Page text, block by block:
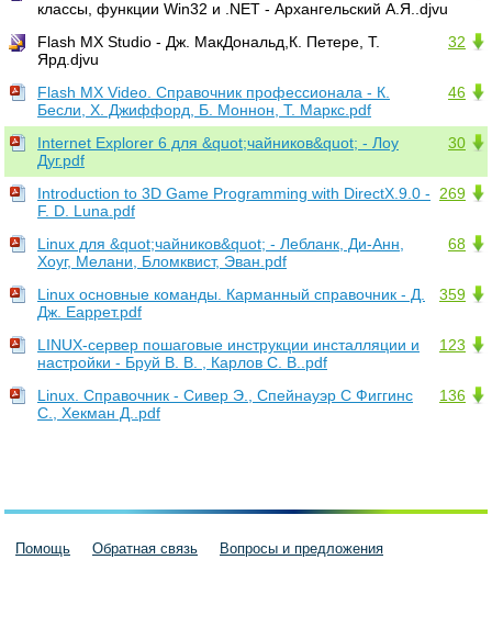
классы, функции Win32 и .NET - Архангельский А.Я..djvu
32
Flash MX Studio - Дж. МакДональд,К. Петере, Т.
Ярд.djvu
46
Flash MX Video. Справочник профессионала - К.
Бесли, X. Джиффорд, Б. Моннон, Т. Маркс.pdf
30
Internet Explorer 6 для &quot;чайников&quot; - Лоу
Дуг.pdf
269
Introduction to 3D Game Programming with DirectX.9.0 -
F. D. Luna.pdf
68
Linux для &quot;чайников&quot; - Лебланк, Ди-Анн,
Хоуг, Мелани, Бломквист, Эван.pdf
359
Linux основные команды. Карманный справочник - Д.
Дж. Еаррет.pdf
123
LINUX-сервер пошаговые инструкции инсталляции и
настройки - Бруй В. В. , Карлов С. В..pdf
136
Linux. Справочник - Сивер Э., Спейнауэр С Фиггинс
С., Хекман Д..pdf
Помощь Обратная связь Вопросы и предложения